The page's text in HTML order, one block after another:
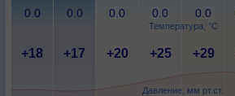
Температура, °C
Давление, мм рт.ст.
0.0 0.0 0.0 0.0 0.0
+18 +17 +20 +25 +29